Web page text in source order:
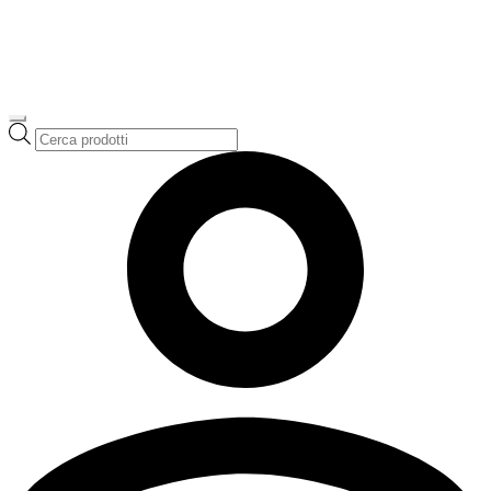
Ricerca
prodotti